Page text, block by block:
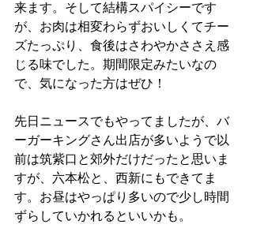
来ます。そして結構スパイシーです
が、お肉は相変わらずおいしくてチー
ズたっぷり、食後はさわやかささえ感
じる味でした。期間限定みたいなの
で、気になった方はぜひ！
先日ニュースでもやってましたが、バ
ーガーキングさん出店が多いようで以
前は筑紫口と郊外だけだったと思いま
すが、六本松と、西新にもできてま
す。お昼はやっぱり多いので少し時間
ずらしていかれるといいかも。